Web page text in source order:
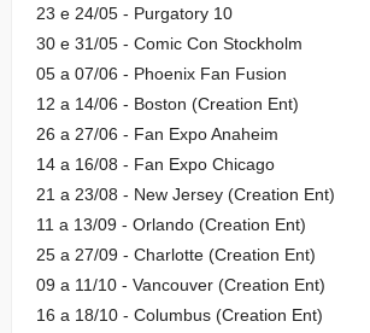
23 e 24/05 - Purgatory 10
30 e 31/05 - Comic Con Stockholm
05 a 07/06 - Phoenix Fan Fusion
12 a 14/06 - Boston (Creation Ent)
26 a 27/06 - Fan Expo Anaheim
14 a 16/08 - Fan Expo Chicago
21 a 23/08 - New Jersey (Creation Ent)
11 a 13/09 - Orlando (Creation Ent)
25 a 27/09 - Charlotte (Creation Ent)
09 a 11/10 - Vancouver (Creation Ent)
16 a 18/10 - Columbus (Creation Ent)